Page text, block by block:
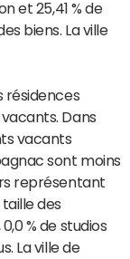
et 25,41 % de
biens. La ville
résidences
Dans
vacants
sont moins
représentant
des
% de studios
La ville de